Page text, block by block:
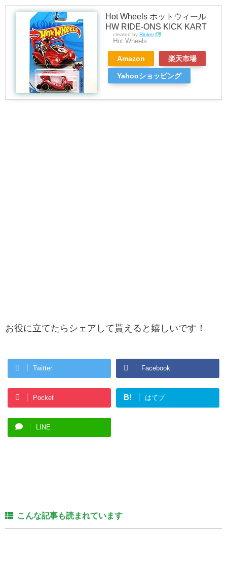
Hot Wheels ホットウィール
HW RIDE-ONS KICK KART
created by Rinker
Hot Wheels
Amazon 楽天市場
Yahooショッピング
お役に立てたらシェアして貰えると嬉しいです！
Twitter Facebook
Pocket B! はてブ
LINE
こんな記事も読まれています